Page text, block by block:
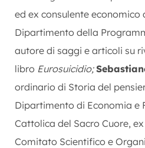
ed ex consulente economico
Dipartimento della
autore di saggi e articoli su
libro Eurosuicidio;
ordinario di Storia del
Dipartimento di Economia e
Cattolica del Sacro Cuore,
Comitato Scientifico e